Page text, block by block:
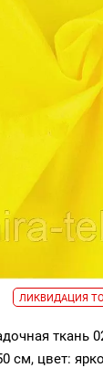
ЛИКВИДАЦИЯ
ткань
см, цвет: